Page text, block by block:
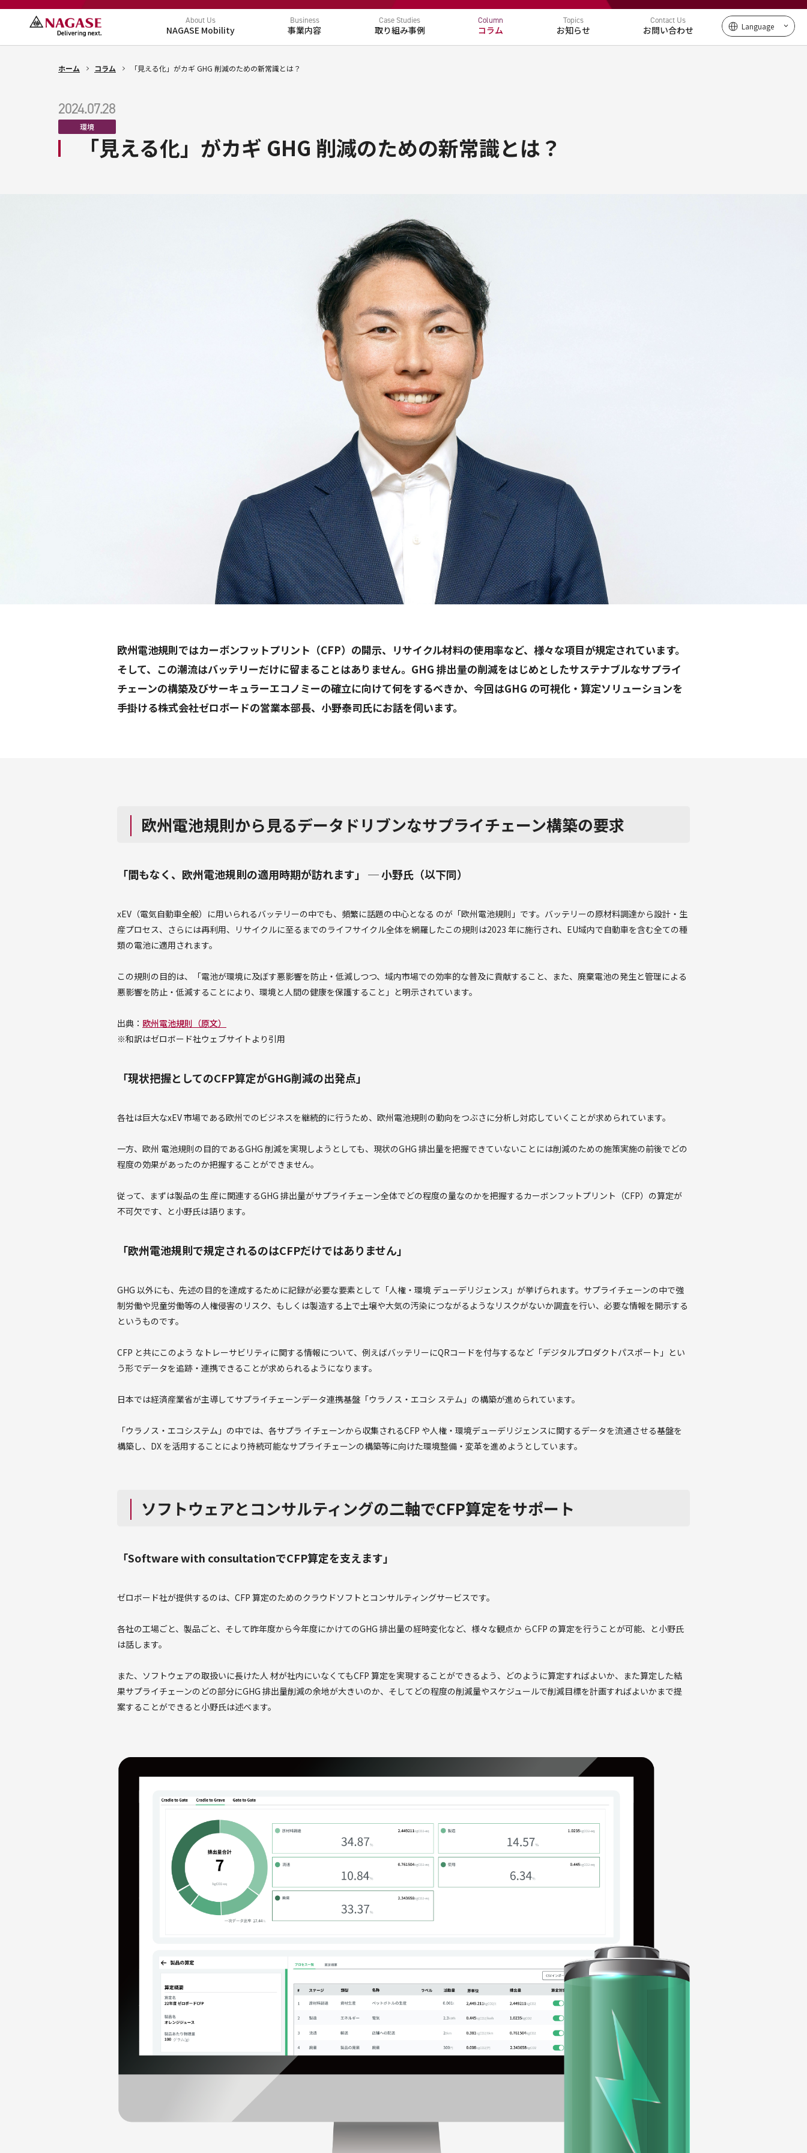
About Us
NAGASE Mobility
Business
事業内容
取扱製品
電動化 環境
Case Studies
取り組み事例
Column
コラム
Topics
お知らせ
Contact Us
お問い合わせ Language
ホーム コラム 「見える化」がカギ GHG 削減のための新常識とは？
2024.07.28
環境
「見える化」がカギ GHG 削減のための新常識とは？
欧州電池規則ではカーボンフットプリント（CFP）の開示、リサイクル材料の使用率など、様々な項目が規定されています。
そして、この潮流はバッテリーだけに留まることはありません。GHG 排出量の削減をはじめとしたサステナブルなサプライ
チェーンの構築及びサーキュラーエコノミーの確立に向けて何をするべきか、今回はGHG の可視化・算定ソリューションを
手掛ける株式会社ゼロボードの営業本部長、小野泰司氏にお話を伺います。
欧州電池規則から見るデータドリブンなサプライチェーン構築の要求
「間もなく、欧州電池規則の適用時期が訪れます」 ─ 小野氏（以下同）
xEV（電気自動車全般）に用いられるバッテリーの中でも、頻繁に話題の中心となる のが「欧州電池規則」です。バッテリーの原材料調達から設計・生
産プロセス、さらには再利用、リサイクルに至るまでのライフサイクル全体を網羅したこの規則は2023 年に施行され、EU域内で自動車を含む全ての種
類の電池に適用されます。
この規則の目的は、「電池が環境に及ぼす悪影響を防止・低減しつつ、域内市場での効率的な普及に貢献すること、また、廃棄電池の発生と管理による
悪影響を防止・低減することにより、環境と人間の健康を保護すること」と明示されています。
出典： 欧州電池規則（原文）
※和訳はゼロボード社ウェブサイトより引用
「現状把握としてのCFP算定がGHG削減の出発点」
各社は巨大なxEV 市場である欧州でのビジネスを継続的に行うため、欧州電池規則の動向をつぶさに分析し対応していくことが求められています。
一方、欧州 電池規則の目的であるGHG 削減を実現しようとしても、現状のGHG 排出量を把握できていないことには削減のための施策実施の前後でどの
程度の効果があったのか把握することができません。
従って、まずは製品の生 産に関連するGHG 排出量がサプライチェーン全体でどの程度の量なのかを把握するカーボンフットプリント（CFP）の算定が
不可欠です、と小野氏は語ります。
「欧州電池規則で規定されるのはCFPだけではありません」
GHG 以外にも、先述の目的を達成するために記録が必要な要素として「人権・環境 デューデリジェンス」が挙げられます。サプライチェーンの中で強
制労働や児童労働等の人権侵害のリスク、もしくは製造する上で土壌や大気の汚染につながるようなリスクがないか調査を行い、必要な情報を開示する
というものです。
CFP と共にこのよう なトレーサビリティに関する情報について、例えばバッテリーにQRコードを付与するなど「デジタルプロダクトパスポート」とい
う形でデータを追跡・連携できることが求められるようになります。
日本では経済産業省が主導してサプライチェーンデータ連携基盤「ウラノス・エコシ ステム」の構築が進められています。
「ウラノス・エコシステム」の中では、各サプラ イチェーンから収集されるCFP や人権・環境デューデリジェンスに関するデータを流通させる基盤を
構築し、DX を活用することにより持続可能なサプライチェーンの構築等に向けた環境整備・変革を進めようとしています。
ソフトウェアとコンサルティングの二軸でCFP算定をサポート
「Software with consultationでCFP算定を支えます」
ゼロボード社が提供するのは、CFP 算定のためのクラウドソフトとコンサルティングサービスです。
各社の工場ごと、製品ごと、そして昨年度から今年度にかけてのGHG 排出量の経時変化など、様々な観点か らCFP の算定を行うことが可能、と小野氏
は話します。
また、ソフトウェアの取扱いに長けた人 材が社内にいなくてもCFP 算定を実現することができるよう、どのように算定すればよいか、また算定した結
果サプライチェーンのどの部分にGHG 排出量削減の余地が大きいのか、そしてどの程度の削減量やスケジュールで削減目標を計画すればよいかまで提
案することができると小野氏は述べます。